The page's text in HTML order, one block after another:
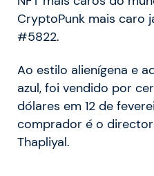
CryptoPunk mais caro
#5822.
Ao estilo alienígena e
azul, foi vendido por
dólares em 12 de
comprador é o director
Thapliyal.